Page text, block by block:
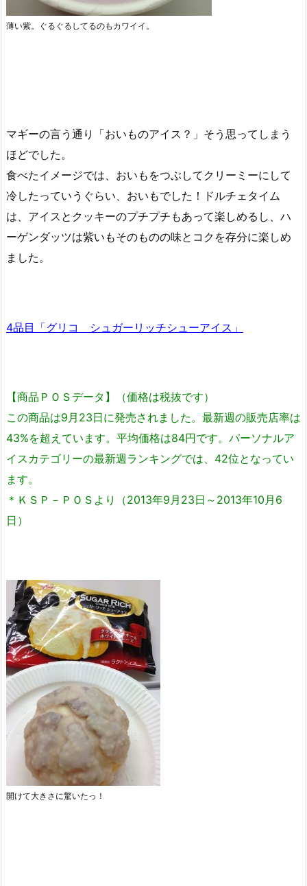
薄い紫。ぐるぐるしてるのもカワイイ。
マギーの言う通り「おいものアイス？」そう思ってしまう
ほどでした。
食べたイメージでは、おいもをつぶしてクリーミーにして
冷したっていうぐらい、おいもでした！ドルチェタイム
は、アイスとクッキーのプチプチもあって楽しめるし、ハ
ーゲンダッツは紫いもそのものの味とコクを存分に楽しめ
ました。
4品目「グリコ シュガーリッチシューアイス」
【商品ＰＯＳデータ】（価格は税抜です）
この商品は9月23日に発売されました。最新週の販売店率は
43%を超えています。平均価格は84円です。パーソナルア
イスカテゴリーの最新週ランキングでは、42位となってい
ます。
＊ＫＳＰ－ＰＯＳより（2013年9月23日～2013年10月6
日）
開けて大きさに驚いたっ！